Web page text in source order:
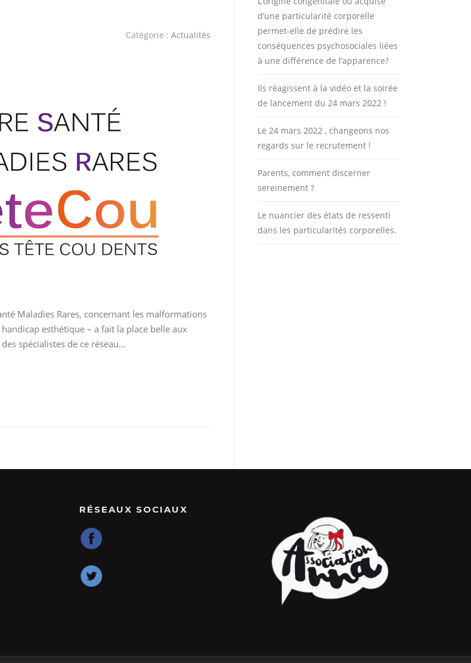
Catégorie : Actualités
Maladies Rares, concernant les malformations
esthétique – a fait la place belle aux
spécialistes de ce réseau…
d’une particularité corporelle
permet-elle de prédire les
conséquences psychosociales liées
à une différence de l’apparence?
Ils réagissent à la vidéo et la soirée
de lancement du 24 mars 2022 !
Le 24 mars 2022 , changeons nos
regards sur le recrutement !
Parents, comment discerner
sereinement ?
Le nuancier des états de ressenti
dans les particularités corporelles.
RÉSEAUX SOCIAUX